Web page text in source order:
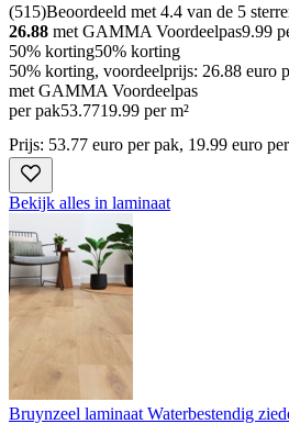
(515)Beoordeeld met 4.4 van de 5
26.88 met GAMMA Voordeelpas9.99
50% korting50% korting
50% korting, voordeelprijs: 26.88 euro
met GAMMA Voordeelpas
per pak53.7719.99 per m²
Prijs: 53.77 euro per pak, 19.99 euro
Bekijk alles in laminaat
Bruynzeel laminaat Waterbestendig